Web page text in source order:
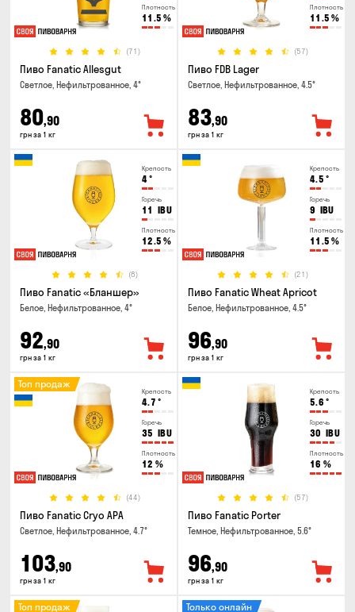
Плотность
11.5 %
(71)
Пиво Fanatic Allesgut
Светлое, Нефильтрованное, 4°
80,90
грн за 1 кг
Плотность
11.5 %
(57)
Пиво FDB Lager
Светлое, Нефильтрованное, 4.5°
83,90
грн за 1 кг
Крепость
4°
Горечь
11 IBU
Плотность
12.5 %
(8)
Пиво Fanatic «Бланшер»
Белое, Нефильтрованное, 4°
92,90
грн за 1 кг
Крепость
4.5 °
Горечь
9 IBU
Плотность
11.5 %
(21)
Пиво Fanatic Wheat Apricot
Белое, Нефильтрованное, 4.5°
96,90
грн за 1 кг
Крепость
4.7 °
Горечь
35 IBU
Плотность
12 %
(44)
Топ продаж
Пиво Fanatic Cryo APA
Светлое, Нефильтрованное, 4.7°
103,90
грн за 1 кг
Крепость
5.6 °
Горечь
30 IBU
Плотность
16 %
(57)
Пиво Fanatic Porter
Темное, Нефильтрованное, 5.6°
96,90
грн за 1 кг
Топ продаж Только онлайн